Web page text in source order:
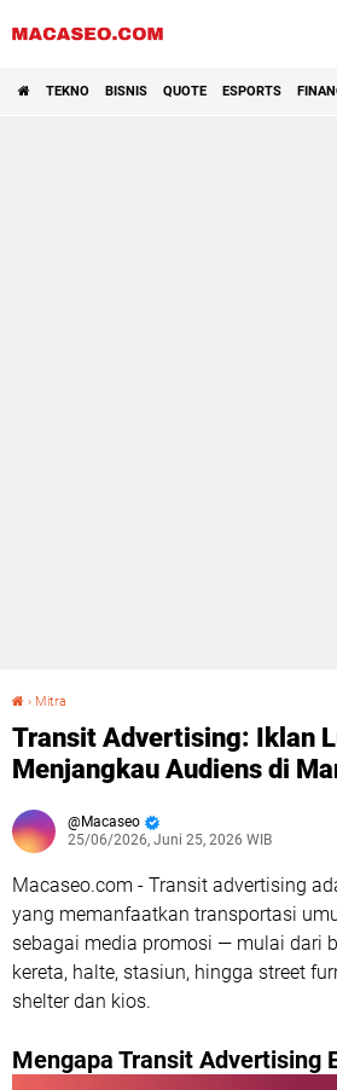
TEKNO BISNIS QUOTE ESPORTS
› Mitra
Transit Advertising: Iklan
Menjangkau Audiens di
Macaseo
25/06/2026, Juni 25, 2026 WIB
Macaseo.com - Transit advertising
yang memanfaatkan transportasi
sebagai media promosi — mulai dari
kereta, halte, stasiun, hingga street
shelter dan kios.
Mengapa Transit Advertising